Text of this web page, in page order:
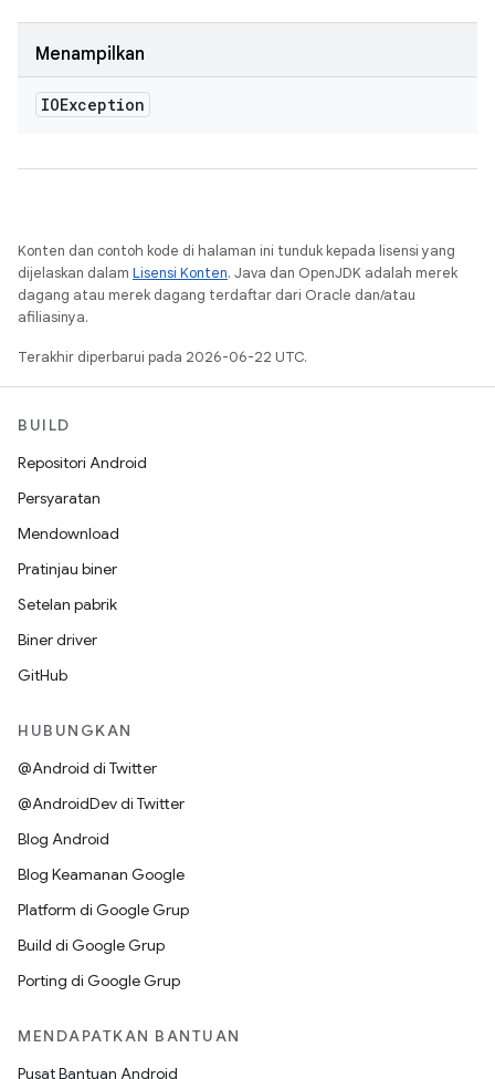
Menampilkan
IOException
Konten dan contoh kode di halaman ini tunduk kepada lisensi yang
dijelaskan dalam Lisensi Konten. Java dan OpenJDK adalah merek
dagang atau merek dagang terdaftar dari Oracle dan/atau
afiliasinya.
Terakhir diperbarui pada 2026-06-22 UTC.
BUILD
Repositori Android
Persyaratan
Mendownload
Pratinjau biner
Setelan pabrik
Biner driver
GitHub
HUBUNGKAN
@Android di Twitter
@AndroidDev di Twitter
Blog Android
Blog Keamanan Google
Platform di Google Grup
Build di Google Grup
Porting di Google Grup
MENDAPATKAN BANTUAN
Pusat Bantuan Android